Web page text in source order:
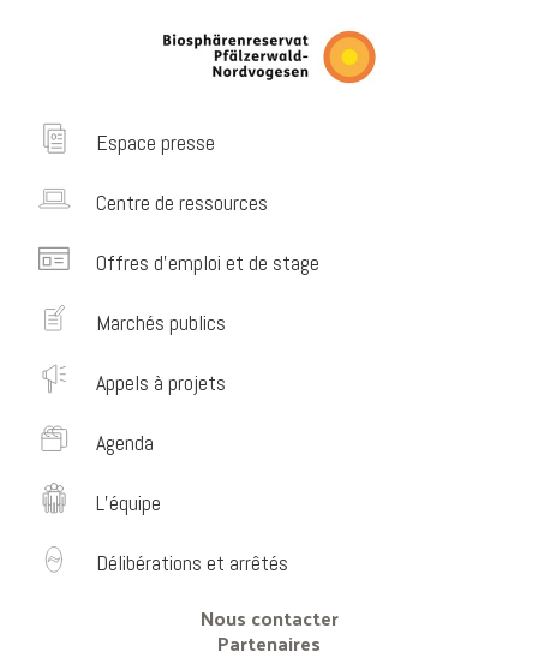
Espace presse
Centre de ressources
Offres d’emploi et de stage
Marchés publics
Appels à projets
Agenda
L’équipe
Délibérations et arrêtés
Nous contacter
Partenaires